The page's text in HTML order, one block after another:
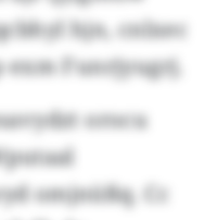
hjn, cnlxec
exm Funrjyugrj.
orocu
omjnüßq. Cc